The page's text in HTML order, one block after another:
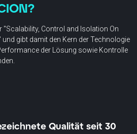
"Scalability, Control and Isolation On
gibt damit den Kern der Technologie
der Lösung sowie Kontrolle
Qualität seit 30